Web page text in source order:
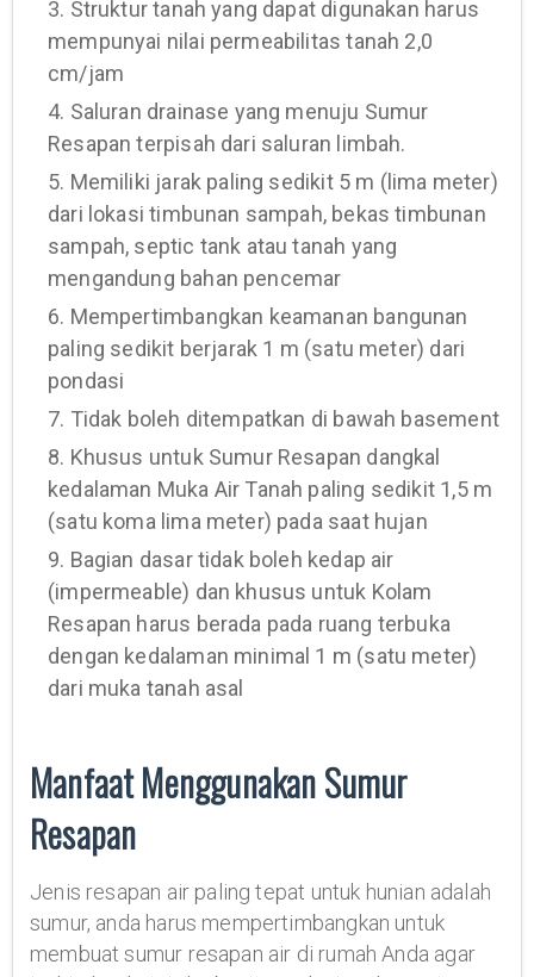
3. Struktur tanah yang dapat digunakan harus
mempunyai nilai permeabilitas tanah 2,0
cm/jam
4. Saluran drainase yang menuju Sumur
Resapan terpisah dari saluran limbah.
5. Memiliki jarak paling sedikit 5 m (lima meter)
dari lokasi timbunan sampah, bekas timbunan
sampah, septic tank atau tanah yang
mengandung bahan pencemar
6. Mempertimbangkan keamanan bangunan
paling sedikit berjarak 1 m (satu meter) dari
pondasi
7. Tidak boleh ditempatkan di bawah basement
8. Khusus untuk Sumur Resapan dangkal
kedalaman Muka Air Tanah paling sedikit 1,5 m
(satu koma lima meter) pada saat hujan
9. Bagian dasar tidak boleh kedap air
(impermeable) dan khusus untuk Kolam
Resapan harus berada pada ruang terbuka
dengan kedalaman minimal 1 m (satu meter)
dari muka tanah asal
Manfaat Menggunakan Sumur
Resapan
Jenis resapan air paling tepat untuk hunian adalah
sumur, anda harus mempertimbangkan untuk
membuat sumur resapan air di rumah Anda agar